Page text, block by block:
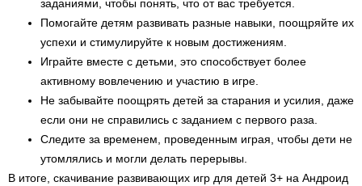
заданиями, чтобы понять, что от вас требуется.
Помогайте детям развивать разные навыки, поощряйте их
успехи и стимулируйте к новым достижениям.
Играйте вместе с детьми, это способствует более
активному вовлечению и участию в игре.
Не забывайте поощрять детей за старания и усилия, даже
если они не справились с заданием с первого раза.
Следите за временем, проведенным играя, чтобы дети не
утомлялись и могли делать перерывы.
В итоге, скачивание развивающих игр для детей 3+ на Андроид